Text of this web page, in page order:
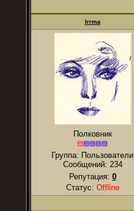
Irrma
Полковник
Группа: Пользователи
Сообщений: 234
Репутация: 0
Статус: Offline